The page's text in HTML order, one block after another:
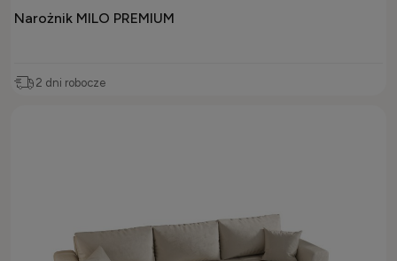
Narożnik MILO PREMIUM
2 dni robocze